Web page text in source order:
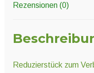
Rezensionen (0)
Reduzierstück zum